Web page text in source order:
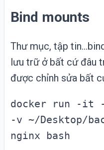
Bind mounts
Thư mục, tập
lưu trữ ở bất cứ đâu
được chỉnh sửa bất
docker run -it
-v ~/Desktop/
nginx bash